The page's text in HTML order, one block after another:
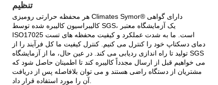
تنظیم
هر محفظه حرارتی رومیزی Climates Symor® دارای گواهی
کالیبراسیون کالیبره شده توسط SGS، یک آزمایشگاه معتبر
ISO17025 است. ما به شدت عملکرد و کیفیت محفظه های تست
دمای دسکتاپ خود را کنترل می کنیم. کنترل کیفیت ما کل فرآیند را از
تولید تا راه اندازی ردیابی می کند. در عین حال، ما از آزمایشگاه SGS
می خواهیم قبل از ارسال مجدداً کالیبره کند تا اطمینان حاصل شود که
مشتریان از دستگاه راضی هستند و می توان بلافاصله پس از دریافت
آن را مورد استفاده قرار داد.